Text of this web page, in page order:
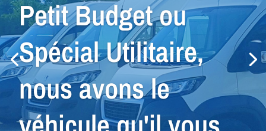
Nos équipes
sauront vous
conseiller dans la